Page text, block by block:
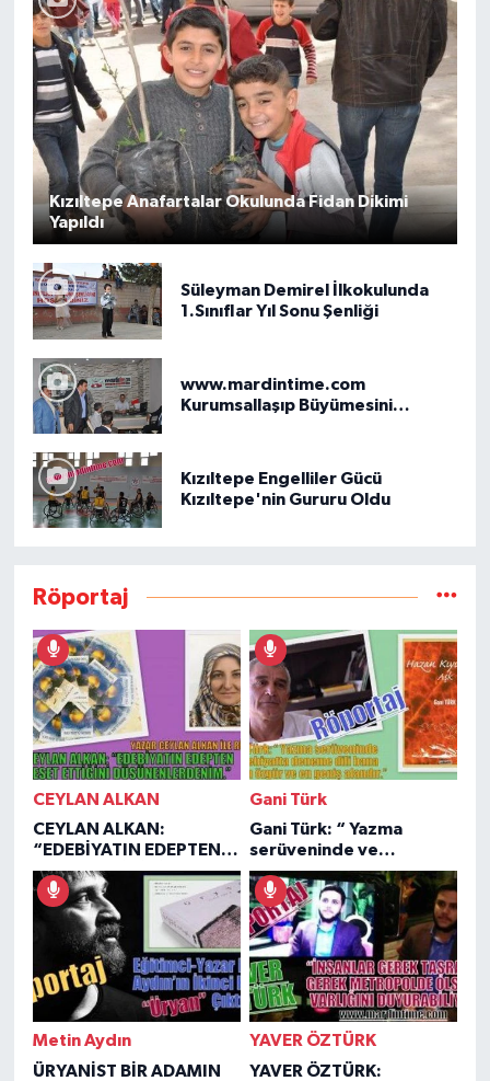
Kızıltepe Anafartalar Okulunda Fidan Dikimi
Yapıldı
Süleyman Demirel İlkokulunda
1.Sınıflar Yıl Sonu Şenliği
www.mardintime.com
Kurumsallaşıp Büyümesini
Kızıltepe Engelliler Gücü
Kızıltepe'nin Gururu Oldu
Röportaj
CEYLAN ALKAN
CEYLAN ALKAN:
“EDEBİYATIN EDEPTEN
NEŞET ETTİĞİNİ
DÜŞÜNENLERDENİM.”
Gani Türk
Gani Türk: “ Yazma
serüveninde ve
edebiyatta deneme dili
bana göre en özgür ve
en geniş alandır.”
Metin Aydın
ÜRYANİST BİR ADAMIN
YAVER ÖZTÜRK
YAVER ÖZTÜRK: